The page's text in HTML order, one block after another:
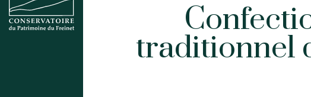
traditionnel